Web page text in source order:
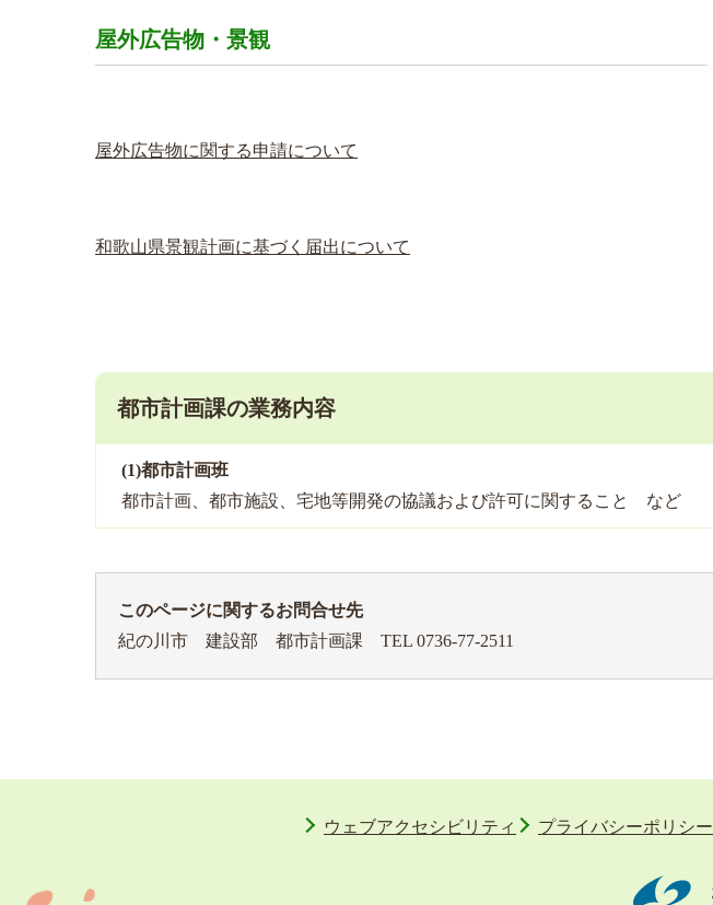
屋外広告物・景観
屋外広告物に関する申請について
和歌山県景観計画に基づく届出について
都市計画課の業務内容
(1)都市計画班
都市計画、都市施設、宅地等開発の協議および許可に関すること など
このページに関するお問合せ先
紀の川市 建設部 都市計画課 TEL 0736-77-2511
ウェブアクセシビリティ プライバシーポリシー